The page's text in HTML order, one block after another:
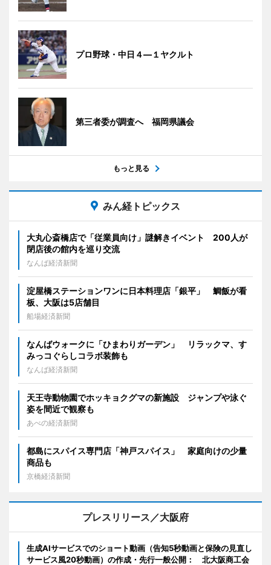
プロ野球・中日４―１ヤクルト
第三者委が調査へ 福岡県議会
もっと見る
みん経トピックス
大丸心斎橋店で「従業員向け」謎解きイベント 200人が
閉店後の館内を巡り交流
なんば経済新聞
淀屋橋ステーションワンに日本料理店「銀平」 鯛飯が看
板、大阪は5店舗目
船場経済新聞
なんばウォークに「ひまわりガーデン」 リラックマ、す
みっコぐらしコラボ装飾も
なんば経済新聞
天王寺動物園でホッキョクグマの新施設 ジャンプや泳ぐ
姿を間近で観察も
あべの経済新聞
都島にスパイス専門店「神戸スパイス」 家庭向けの少量
商品も
京橋経済新聞
プレスリリース／大阪府
生成AIサービスでのショート動画（告知5秒動画と保険の見直し
サービス風20秒動画）の作成・先行一般公開： 北大阪商工会